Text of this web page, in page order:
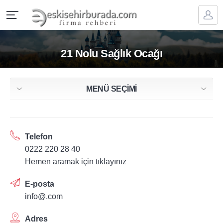
21 Nolu Sağlık Ocağı
MENÜ SEÇİMİ
Telefon
0222 220 28 40
Hemen aramak için tıklayınız
E-posta
info@.com
Adres